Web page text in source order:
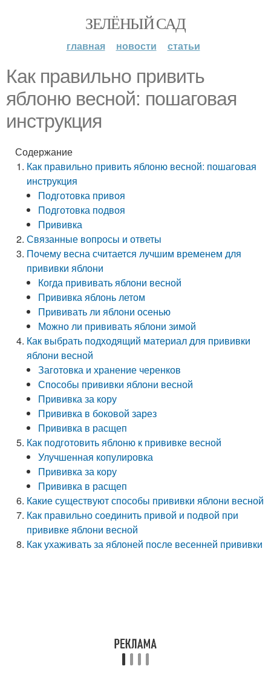
ЗЕЛЁНЫЙ САД
главная новости статьи
Как правильно привить
яблоню весной: пошаговая
инструкция
Содержание
Как правильно привить яблоню весной: пошаговая
инструкция
Подготовка привоя
Подготовка подвоя
Прививка
Связанные вопросы и ответы
Почему весна считается лучшим временем для
прививки яблони
Когда прививать яблони весной
Прививка яблонь летом
Прививать ли яблони осенью
Можно ли прививать яблони зимой
Как выбрать подходящий материал для прививки
яблони весной
Заготовка и хранение черенков
Способы прививки яблони весной
Прививка за кору
Прививка в боковой зарез
Прививка в расщеп
Как подготовить яблоню к прививке весной
Улучшенная копулировка
Прививка за кору
Прививка в расщеп
Какие существуют способы прививки яблони весной
Как правильно соединить привой и подвой при
прививке яблони весной
Как ухаживать за яблоней после весенней прививки